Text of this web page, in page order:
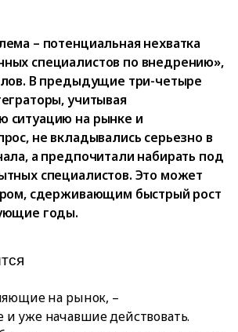
– потенциальная нехватка
специалистов по внедрению»,
В предыдущие три-четыре
учитывая
ситуацию на рынке и
не вкладывались серьезно в
а предпочитали набирать под
специалистов. Это может
сдерживающим быстрый рост
годы.
на рынок, –
уже начавшие действовать.